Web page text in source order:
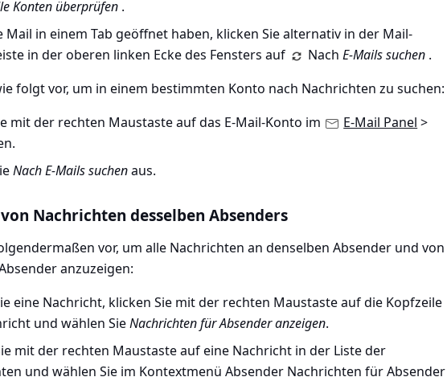
Konten überprüfen .
Mail in einem Tab geöffnet haben, klicken Sie alternativ in der Mail-
in der oberen linken Ecke des Fensters auf
Nach E-Mails suchen .
folgt vor, um in einem bestimmten Konto nach Nachrichten zu suchen:
mit der rechten Maustaste auf das E-Mail-Konto im
E-Mail Panel >
.
Nach E-Mails suchenaus.
Nachrichten desselben Absenders
vor, um alle Nachrichten an denselben Absender und von
anzuzeigen:
eine Nachricht, klicken Sie mit der rechten Maustaste auf die Kopfzeile
und wählen SieNachrichten für Absender anzeigen.
mit der rechten Maustaste auf eine Nachricht in der Liste der
und wählen Sie im Kontextmenü Absender Nachrichten für Absender